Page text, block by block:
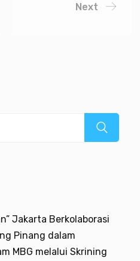
Next
Jakarta Berkolaborasi
Pinang dalam
MBG melalui Skrining